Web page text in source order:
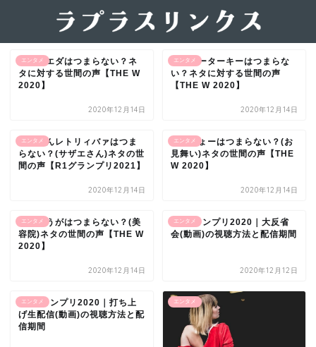
エンタメ
オダウエダはつまらない？ネ
タに対する世間の声【THE W
2020】
2020年12月14日
エンタメ
ターリーターキーはつまらな
い？ネタに対する世間の声
【THE W 2020】
2020年12月14日
エンタメ
ゆりやんレトリィバァはつま
らない？(サザエさん)ネタの世
間の声【R1グランプリ2021】
2020年12月14日
エンタメ
はなしょーはつまらない？(お
見舞い)ネタの世間の声【THE
W 2020】
2020年12月14日
エンタメ
紅しょうがはつまらない？(美
容院)ネタの世間の声【THE W
2020】
2020年12月14日
エンタメ
M1グランプリ2020｜大反省
会(動画)の視聴方法と配信期間
2020年12月12日
エンタメ
M1グランプリ2020｜打ち上
げ生配信(動画)の視聴方法と配
信期間
エンタメ